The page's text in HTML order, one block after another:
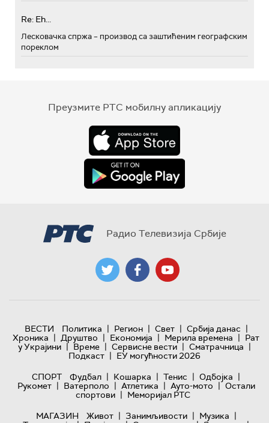
Re: Eh...
Лесковачка спржа – производ са заштићеним географским
пореклом
Преузмите РТС мобилну апликацију
Радио Телевизија Србије
ВЕСТИ Политика | Регион | Свет | Србија данас |
Хроника | Друштво | Економија | Мерила времена | Рат
у Украјини | Време | Сервисне вести | Сматрачница |
Подкаст | ЕУ могућности 2026
СПОРТ
Фудбал | Кошарка | Тенис | Одбојка |
Рукомет | Ватерполо | Атлетика | Ауто-мото | Остали
спортови | Меморијал РТС
МАГАЗИН
Живот | Занимљивости | Музика |